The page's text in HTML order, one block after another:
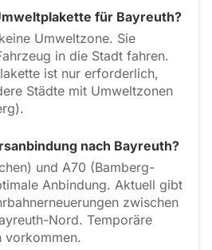
für Bayreuth?
Umweltzone. Sie
in die Stadt fahren.
ist nur erforderlich,
Städte mit Umweltzonen
nach Bayreuth?
und A70 (Bamberg-
Anbindung. Aktuell gibt
zwischen
Nord. Temporäre
vorkommen.